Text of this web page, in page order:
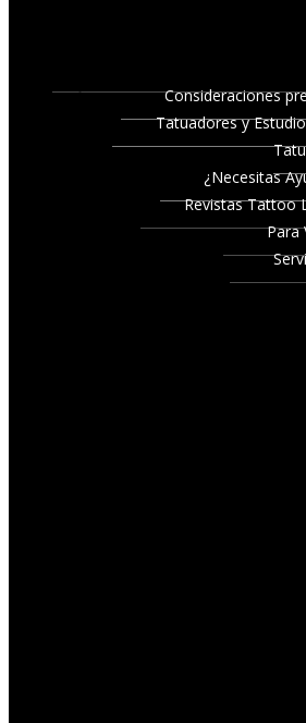
Consideraciones
Tatuadores y
¿Necesitas
Revistas Tattoo
Para